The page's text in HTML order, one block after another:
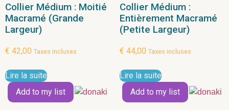
Collier Médium : Moitié
Macramé (Grande
Largeur)
€ 42,00 Taxes incluses
Lire la suite
Add to my list
Collier Médium :
Entièrement Macramé
(Petite Largeur)
€ 44,00 Taxes incluses
Lire la suite
Add to my list